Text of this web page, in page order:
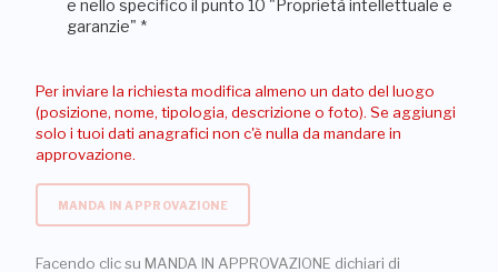
e nello specifico il punto 10 "Proprietà intellettuale e
garanzie" *
Per inviare la richiesta modifica almeno un dato del luogo
(posizione, nome, tipologia, descrizione o foto). Se aggiungi
solo i tuoi dati anagrafici non c'è nulla da mandare in
approvazione.
MANDA IN APPROVAZIONE
Facendo clic su MANDA IN APPROVAZIONE dichiari di